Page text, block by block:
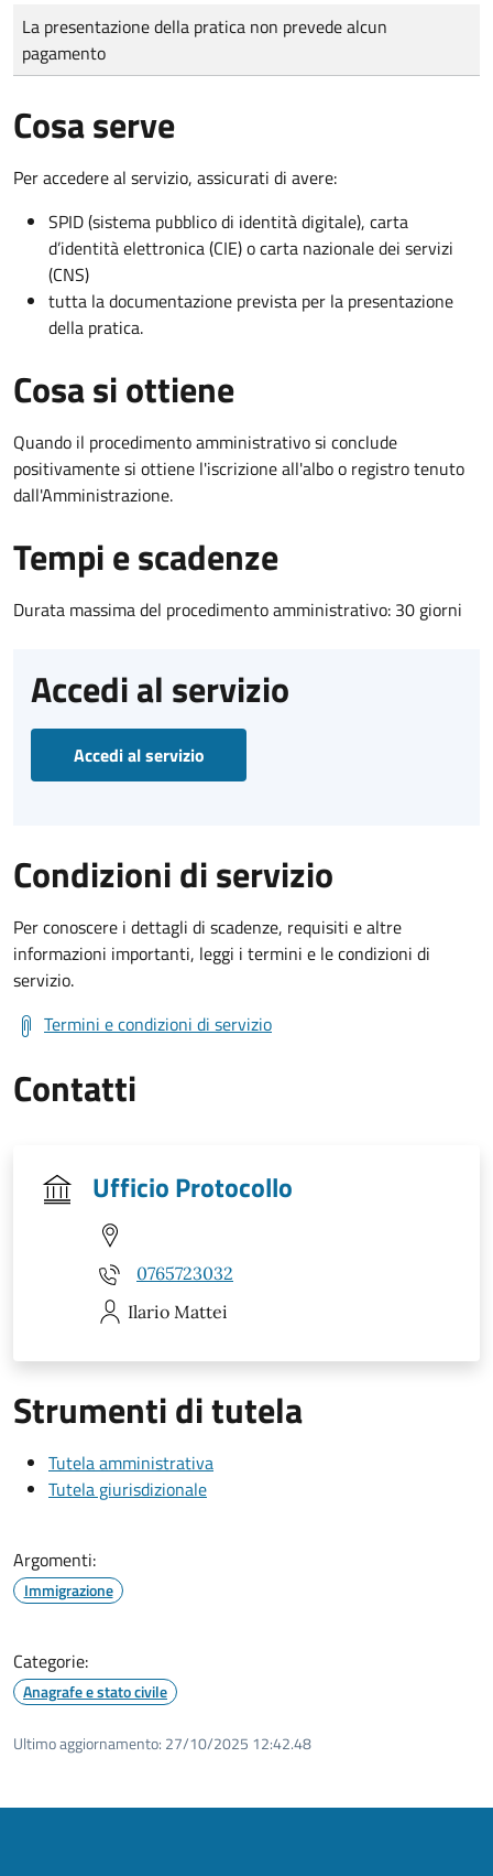
Tipo di pagamento
Importo
La presentazione della pratica non prevede alcun
pagamento
Cosa serve
Per accedere al servizio, assicurati di avere:
SPID (sistema pubblico di identità digitale), carta
d’identità elettronica (CIE) o carta nazionale dei servizi
(CNS)
tutta la documentazione prevista per la presentazione
della pratica.
Cosa si ottiene
Quando il procedimento amministrativo si conclude
positivamente si ottiene l'iscrizione all'albo o registro tenuto
dall'Amministrazione.
Tempi e scadenze
Durata massima del procedimento amministrativo: 30 giorni
Accedi al servizio
Accedi al servizio
Condizioni di servizio
Per conoscere i dettagli di scadenze, requisiti e altre
informazioni importanti, leggi i termini e le condizioni di
servizio.
Termini e condizioni di servizio
Contatti
Ufficio Protocollo
0765723032
Ilario Mattei
Strumenti di tutela
Tutela amministrativa
Tutela giurisdizionale
Argomenti:
Immigrazione
Categorie:
Anagrafe e stato civile
Ultimo aggiornamento: 27/10/2025 12:42.48